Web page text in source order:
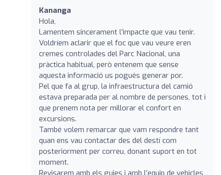
Kananga
Hola,
Lamentem sincerament l’impacte que vau tenir.
Voldríem aclarir que el foc que vau veure eren
cremes controlades del Parc Nacional, una
pràctica habitual, però entenem que sense
aquesta informació us pogués generar por.
Pel que fa al grup, la infraestructura del camió
estava preparada per al nombre de persones, tot i
que prenem nota per millorar el confort en
excursions.
També volem remarcar que vam respondre tant
quan ens vau contactar des del destí com
posteriorment per correu, donant suport en tot
moment.
Revisarem amb els guies i amb l’equip de vehicles